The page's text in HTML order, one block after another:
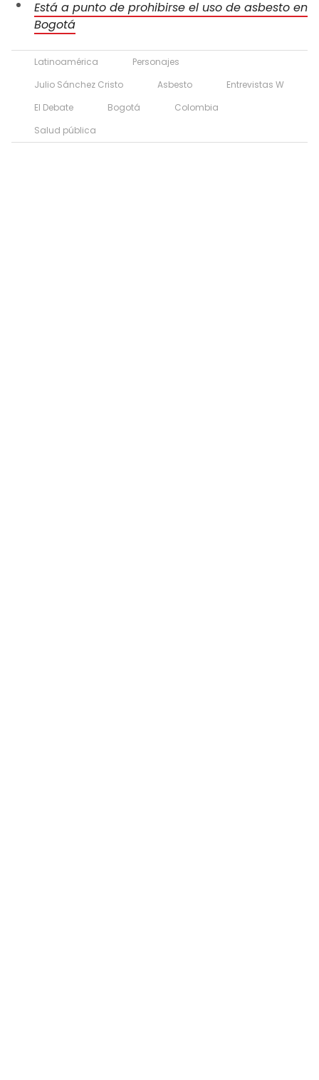
Está a punto de prohibirse el uso de asbesto en
Bogotá
Latinoamérica
Personajes
Julio Sánchez Cristo
Asbesto
Entrevistas W
El Debate
Bogotá
Colombia
Salud pública